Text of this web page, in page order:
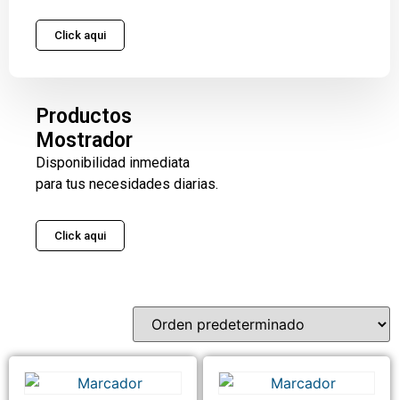
Click aqui
Productos
Mostrador
Disponibilidad inmediata
para tus necesidades diarias.
Click aqui